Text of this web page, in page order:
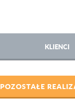
KLIENCI
POZOSTAŁE